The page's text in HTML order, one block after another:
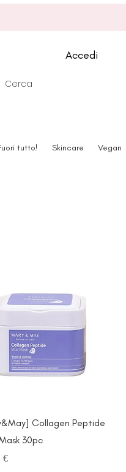
Accedi
tutto! Skincare Vegan
Vista rapida
Collagen Peptide
30pc
€